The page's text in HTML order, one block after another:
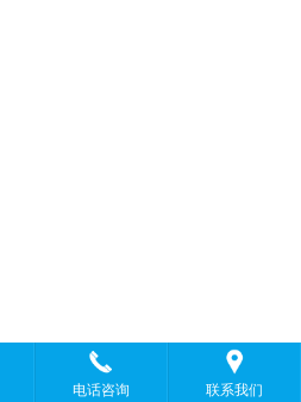
电话咨询 联系我们